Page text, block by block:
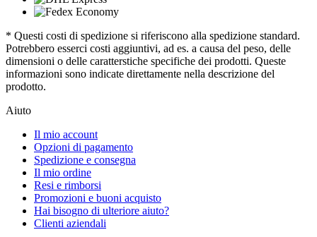
* Questi costi di spedizione si riferiscono alla spedizione standard.
Potrebbero esserci costi aggiuntivi, ad es. a causa del peso, delle
dimensioni o delle caratterstiche specifiche dei prodotti. Queste
informazioni sono indicate direttamente nella descrizione del
prodotto.
Aiuto
Il mio account
Opzioni di pagamento
Spedizione e consegna
Il mio ordine
Resi e rimborsi
Promozioni e buoni acquisto
Hai bisogno di ulteriore aiuto?
Clienti aziendali